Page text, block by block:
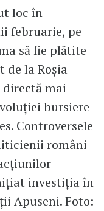
loc în
februarie, pe
să fie plătite
la Roșia
mai
bursiere
Controversele
români
investiția în
Apuseni. Foto: